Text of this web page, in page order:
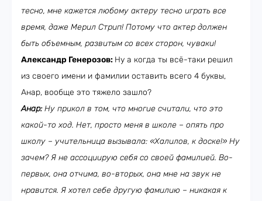
тесно, мне кажется любому актеру тесно играть все
время, даже Мерил Стрип! Потому что актер должен
быть объемным, развитым со всех сторон, чуваки!
Александр Генерозов: Ну а когда ты всё-таки решил
из своего имени и фамилии оставить всего 4 буквы,
Анар, вообще это тяжело зашло?
Анар:Ну прикол в том, что многие считали, что это
какой-то ход. Нет, просто меня в школе – опять про
школу – учительница вызывала: «Халилов, к доске!» Ну
зачем? Я не ассоциирую себя со своей фамилией. Во-
первых, она отчима, во-вторых, она мне на звук не
нравится. Я хотел себе другую фамилию – никакая к